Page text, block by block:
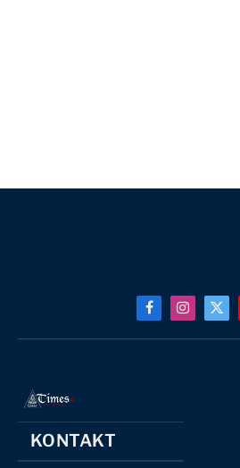
FacebookInstagram
X
KONTAKT